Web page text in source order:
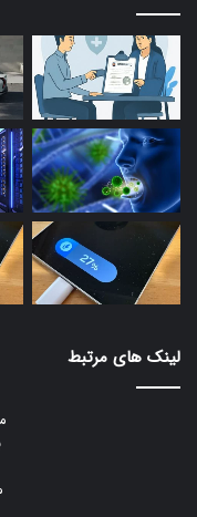
لینک های مرتبط